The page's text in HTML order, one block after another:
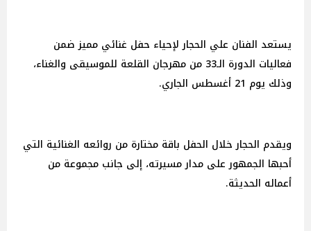
يستعد الفنان علي الحجار لإحياء حفل غنائي مميز ضمن
فعاليات الدورة الـ33 من مهرجان القلعة للموسيقى والغناء،
وذلك يوم 21 أغسطس الجاري.
ويقدم الحجار خلال الحفل باقة مختارة من روائعه الغنائية التي
أحبها الجمهور على مدار مسيرته، إلى جانب مجموعة من
أعماله الحديثة.